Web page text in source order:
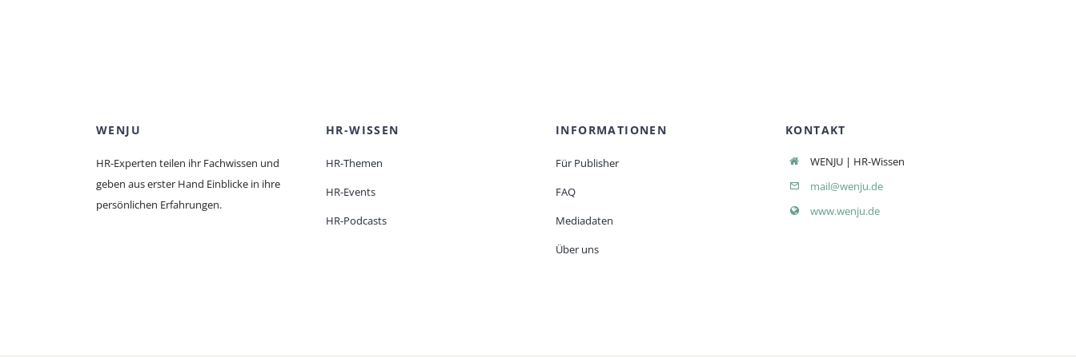
WENJU
HR-Experten teilen ihr Fachwissen und
geben aus erster Hand Einblicke in ihre
persönlichen Erfahrungen.
HR-WISSEN
HR-Themen
HR-Events
HR-Podcasts
INFORMATIONEN
Für Publisher
FAQ
Mediadaten
Über uns
KONTAKT
WENJU | HR-Wissen
mail@wenju.de
www.wenju.de